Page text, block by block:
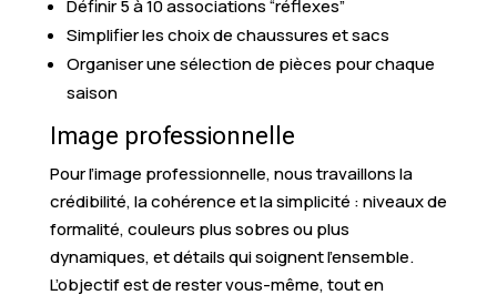
Définir 5 à 10 associations “réflexes”
Simplifier les choix de chaussures et sacs
Organiser une sélection de pièces pour chaque
saison
Image professionnelle
Pour l’image professionnelle, nous travaillons la
crédibilité, la cohérence et la simplicité : niveaux de
formalité, couleurs plus sobres ou plus
dynamiques, et détails qui soignent l’ensemble.
L’objectif est de rester vous-même, tout en